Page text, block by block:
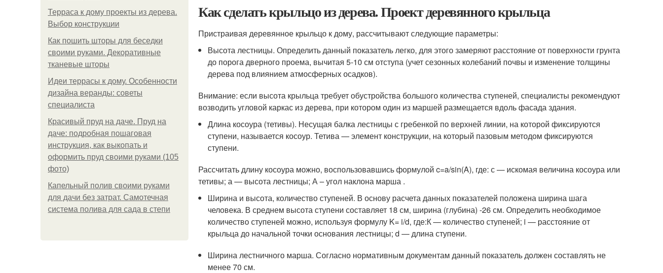
Терраса к дому проекты из дерева.
Выбор конструкции
Как пошить шторы для беседки
своими руками. Декоративные
тканевые шторы
Идеи террасы к дому. Особенности
дизайна веранды: советы
специалиста
Красивый пруд на даче. Пруд на
даче: подробная пошаговая
инструкция, как выкопать и
оформить пруд своими руками (105
фото)
Капельный полив своими руками
для дачи без затрат. Самотечная
система полива для сада в степи
Как сделать крыльцо из дерева. Проект деревянного крыльца
Пристраивая деревянное крыльцо к дому, рассчитывают следующие параметры:
Высота лестницы. Определить данный показатель легко, для этого замеряют расстояние от поверхности грунта
до порога дверного проема, вычитая 5-10 см отступа (учет сезонных колебаний почвы и изменение толщины
дерева под влиянием атмосферных осадков).
Внимание: если высота крыльца требует обустройства большого количества ступеней, специалисты рекомендуют
возводить угловой каркас из дерева, при котором один из маршей размещается вдоль фасада здания.
Длина косоура (тетивы). Несущая балка лестницы с гребенкой по верхней линии, на которой фиксируются
ступени, называется косоур. Тетива — элемент конструкции, на который пазовым методом фиксируются
ступени.
Рассчитать длину косоура можно, воспользовавшись формулой c=a/sin(A), где: с — искомая величина косоура или
тетивы; а — высота лестницы; А – угол наклона марша .
Ширина и высота, количество ступеней. В основу расчета данных показателей положена ширина шага
человека. В среднем высота ступени составляет 18 см, ширина (глубина) -26 см. Определить необходимое
количество ступеней можно, используя формулу K= i/d, где:К — количество ступеней; i — расстояние от
крыльца до начальной точки основания лестницы; d — длина ступени.
Ширина лестничного марша. Согласно нормативным документам данный показатель должен составлять не
менее 70 см.